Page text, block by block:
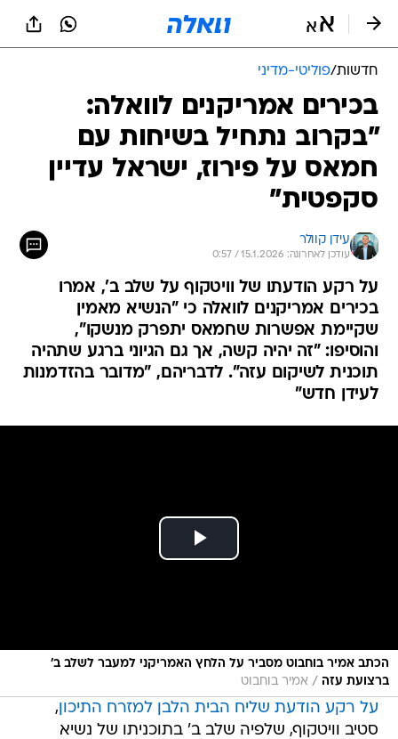
חדשות/פוליטי-מדיני
בכירים אמריקנים לוואלה:
"בקרוב נתחיל בשיחות עם
חמאס על פירוז, ישראל עדיין
סקפטית"
עידן קוולר
עודכן לאחרונה: 15.1.2026 / 0:57
על רקע הודעתו של וויטקוף על שלב ב', אמרו
בכירים אמריקנים לוואלה כי "הנשיא מאמין
שקיימת אפשרות שחמאס יתפרק מנשקו",
והוסיפו: "זה יהיה קשה, אך גם הגיוני ברגע שתהיה
תוכנית לשיקום עזה". לדבריהם, "מדובר בהזדמנות
לעידן חדש"
הכתב אמיר בוחבוט מסביר על הלחץ האמריקני למעבר לשלב ב'
ברצועת עזה / אמיר בוחבוט
על רקע הודעת שליח הבית הלבן למזרח התיכון,
סטיב וויטקוף, שלפיה שלב ב' בתוכניתו של נשיא